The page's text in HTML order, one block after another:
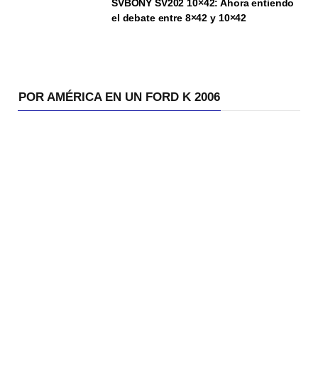
SVBONY SV202 10×42: Ahora entiendo
el debate entre 8×42 y 10×42
POR AMÉRICA EN UN FORD K 2006